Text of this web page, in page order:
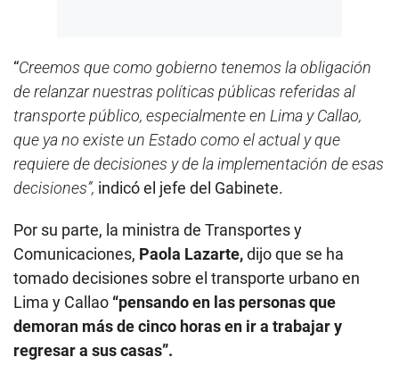
“Creemos que como gobierno tenemos la obligación
de relanzar nuestras políticas públicas referidas al
transporte público, especialmente en Lima y Callao,
que ya no existe un Estado como el actual y que
requiere de decisiones y de la implementación de esas
decisiones”, indicó el jefe del Gabinete.
Por su parte, la ministra de Transportes y
Comunicaciones, Paola Lazarte,dijo que se ha
tomado decisiones sobre el transporte urbano en
Lima y Callao “pensando en las personas que
demoran más de cinco horas en ir a trabajar y
regresar a sus casas”.